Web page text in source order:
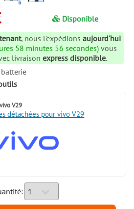
Disponible
, nous l'expédions aujourd'hui
58 minutes 55 secondes) vous
livraison express disponible.
vivo V29
détachées pour vivo V29